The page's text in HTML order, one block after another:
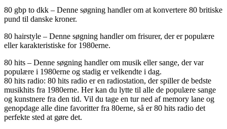
80 gbp to dkk – Denne søgning handler om at konvertere 80 britiske
pund til danske kroner.
80 hairstyle – Denne søgning handler om frisurer, der er populære
eller karakteristiske for 1980erne.
80 hits – Denne søgning handler om musik eller sange, der var
populære i 1980erne og stadig er velkendte i dag.
80 hits radio: 80 hits radio er en radiostation, der spiller de bedste
musikhits fra 1980erne. Her kan du lytte til alle de populære sange
og kunstnere fra den tid. Vil du tage en tur ned af memory lane og
genopdage alle dine favoritter fra 80erne, så er 80 hits radio det
perfekte sted at gøre det.